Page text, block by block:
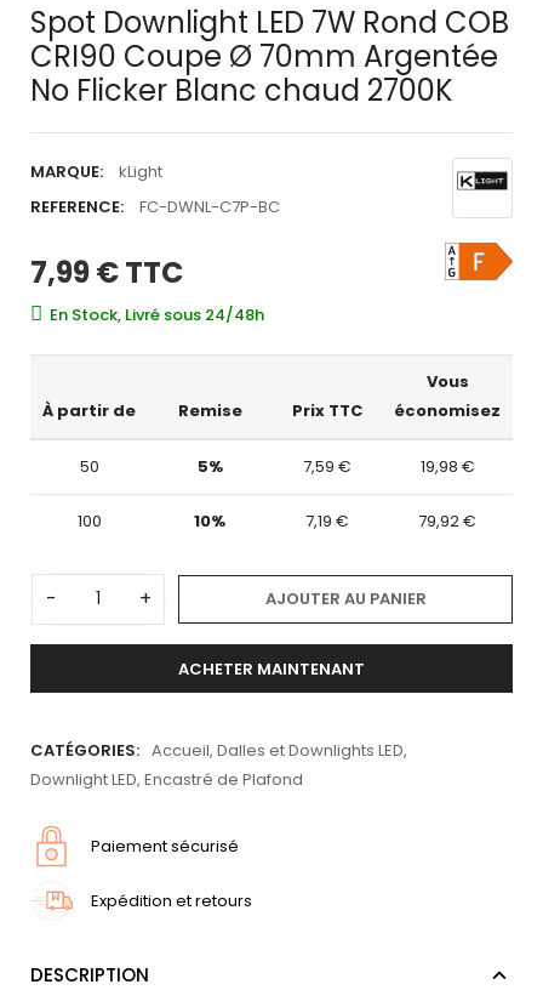
Spot Downlight LED 7W Rond COB
CRI90 Coupe Ø 70mm Argentée
No Flicker Blanc chaud 2700K
MARQUE:
kLight
REFERENCE:
FC-DWNL-C7P-BC
7,99 €TTC
En Stock, Livré sous 24/48h
À partir de Remise Prix TTC
Vous
économisez
50 5% 7,59 € 19,98 €
100 10% 7,19 € 79,92 €
- + AJOUTER AU PANIER
ACHETER MAINTENANT
CATÉGORIES: Accueil, Dalles et Downlights LED,
Downlight LED, Encastré de Plafond
Paiement sécurisé
Expédition et retours
DESCRIPTION